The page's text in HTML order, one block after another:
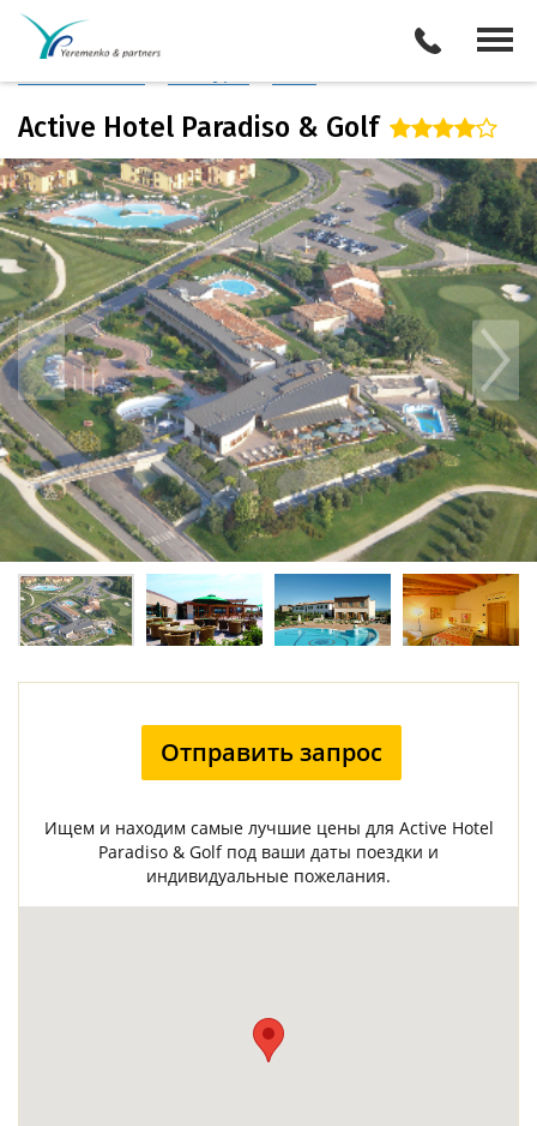
Италия
Описание отеля
Active Hotel Paradiso & Golf
Отправить запрос
Ищем и находим самые лучшие цены для Active Hotel
Paradiso & Golf под ваши даты поездки и
индивидуальные пожелания.